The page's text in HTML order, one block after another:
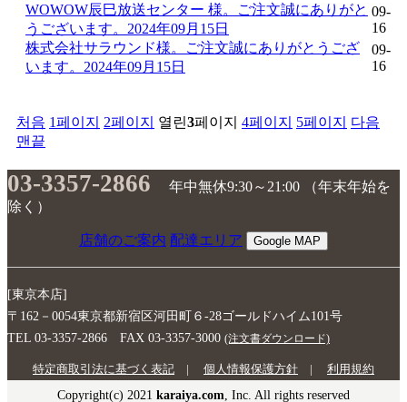
ん。
WOWOW辰巳放送センター 様。ご注文誠にありがと
うございます。2024年09月15日
09-
16
株式会社サラウンド様。ご注文誠にありがとうござ
います。2024年09月15日
09-
16
처음 1페이지 2페이지 열린3페이지 4페이지 5페이지
다음
맨끝
03-3357-2866
年中無休9:30～21:00 （年末年始を
除く）
店舗のご案内 配達エリア Google MAP
[東京本店]
〒162－0054東京都新宿区河田町６-28ゴールドハイム101号
TEL 03-3357-2866 FAX 03-3357-3000 (注文書ダウンロード)
特定商取引法に基づく表記 | 個人情報保護方針 | 利用規約
Copyright(c) 2021 karaiya.com , Inc. All rights reserved